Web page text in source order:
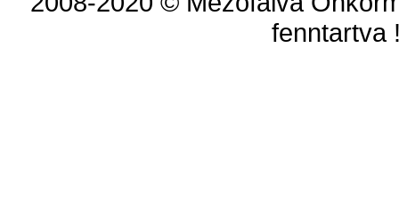
fenntartva